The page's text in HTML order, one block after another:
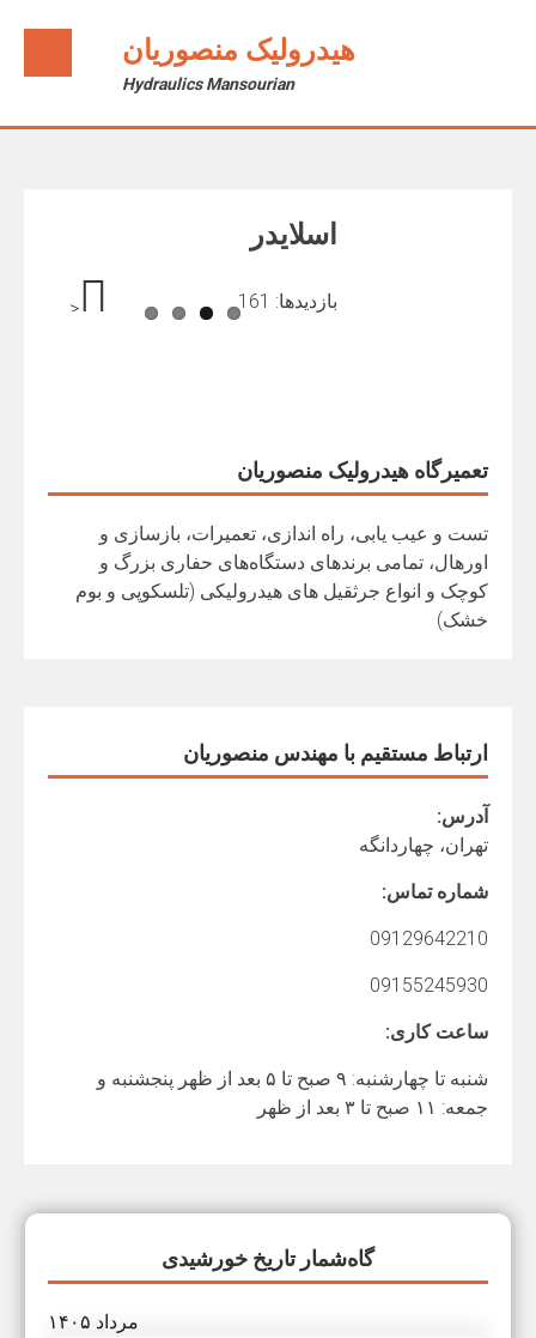
هیدرولیک منصوریان
Hydraulics Mansourian
اسلایدر
<
بازدیدها: 161
تعمیرگاه هیدرولیک منصوریان
تست و عیب یابی، راه اندازی، تعمیرات، بازسازی و
اورهال، تمامی برندهای دستگاه‌های حفاری بزرگ و
کوچک و انواع جرثقیل های هیدرولیکی (تلسکوپی و بوم
خشک)
ارتباط مستقیم با مهندس منصوریان
آدرس:
تهران، چهاردانگه
شماره تماس:
09129642210
09155245930
ساعت کاری:
شنبه تا چهارشنبه: ۹ صبح تا ۵ بعد از ظهر پنجشنبه و
جمعه: ۱۱ صبح تا ۳ بعد از ظهر
گاه‌شمار تاریخ خورشیدی
مرداد ۱۴۰۵